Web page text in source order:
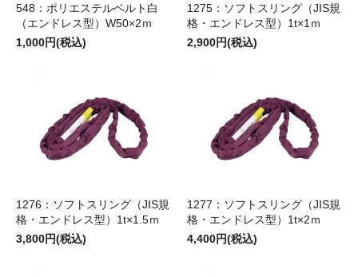
548：ポリエステルベルト白
（エンドレス型）W50×2ｍ
1,000円(税込)
1275：ソフトスリング（JIS規
格・エンドレス型）1t×1ｍ
2,900円(税込)
1276：ソフトスリング（JIS規
格・エンドレス型）1t×1.5ｍ
3,800円(税込)
1277：ソフトスリング（JIS規
格・エンドレス型）1t×2ｍ
4,400円(税込)